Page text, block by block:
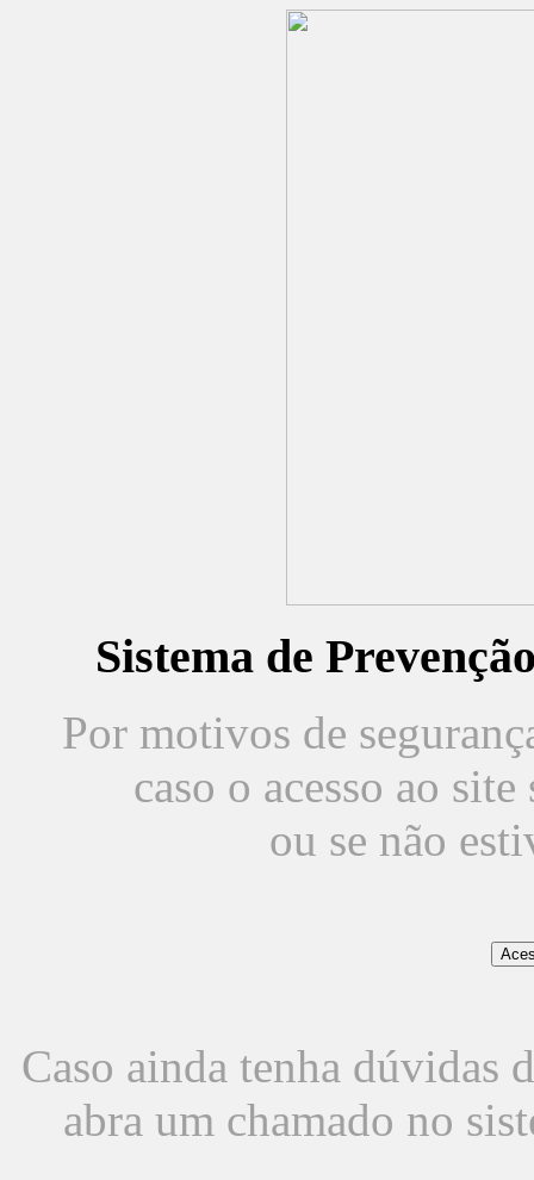
Sistema de
Por motivos de
caso o acesso ao
ou se não
Caso ainda tenha dúvidas
abra um chamado no